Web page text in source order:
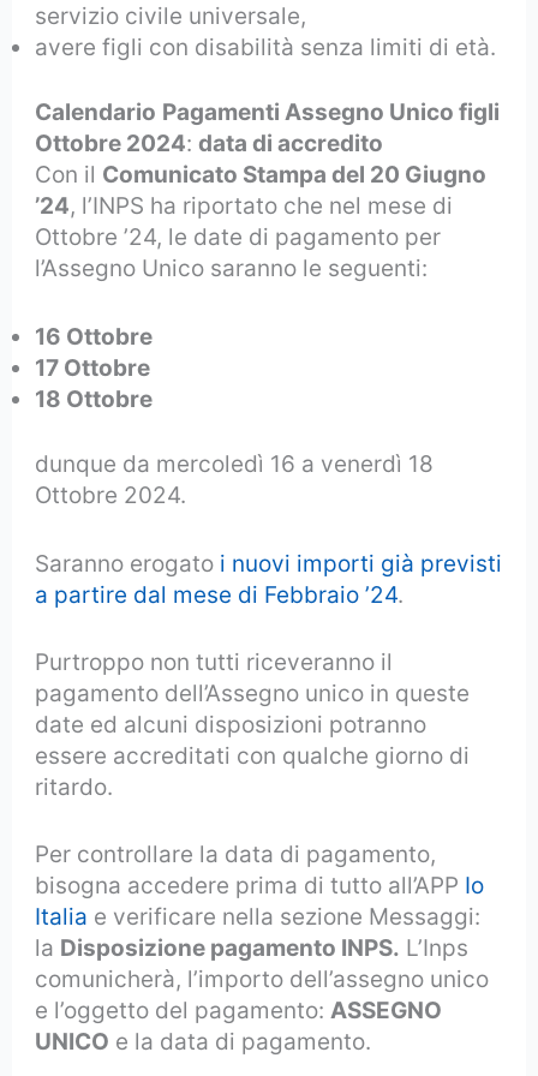
servizio civile universale,
avere figli con disabilità senza limiti di età.
Calendario Pagamenti Assegno Unico figli
Ottobre 2024:data di accredito
Con il Comunicato Stampa del 20 Giugno
’24, l’INPS ha riportato che nel mese di
Ottobre ’24, le date di pagamento per
l’Assegno Unico saranno le seguenti:
16 Ottobre
17 Ottobre
18 Ottobre
dunque da mercoledì 16 a venerdì 18
Ottobre 2024.
Saranno erogato i nuovi importi già previsti
a partire dal mese di Febbraio ’24.
Purtroppo non tutti riceveranno il
pagamento dell’Assegno unico in queste
date ed alcuni disposizioni potranno
essere accreditati con qualche giorno di
ritardo.
Per controllare la data di pagamento,
bisogna accedere prima di tutto all’APP Io
Italia e verificare nella sezione Messaggi:
la Disposizione pagamento INPS. L’Inps
comunicherà, l’importo dell’assegno unico
e l’oggetto del pagamento:ASSEGNO
UNICO e la data di pagamento.